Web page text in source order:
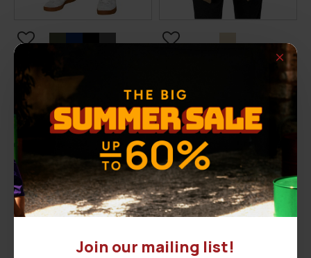
Join our mailing list!
ΑΡΧΙΚΗ ΑΝΑΓΡΑΦΟΜΕΝΗ ΤΙΜΗ:59,90€ (-50%)
ΚΑΛΥΤΕΡΗ ΤΙΜΗ 30 ΗΜΕΡΩΝ:
30,00€
Ανδρικό παλτό ROLAND
ΑΡΧΙΚΗ ΑΝΑΓΡΑΦΟΜΕΝΗ ΤΙΜΗ:
ΚΑΛΥΤΕΡΗ ΤΙΜΗ 30 ΗΜΕΡΩΝ:
1 2 5 6
Εμφάνιση 145 έως 148 από 148 (7 Σελ.)